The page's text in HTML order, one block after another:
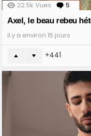
22.5k Vues 5
Axel, le beau rebeu
il y a environ 15 jours
441